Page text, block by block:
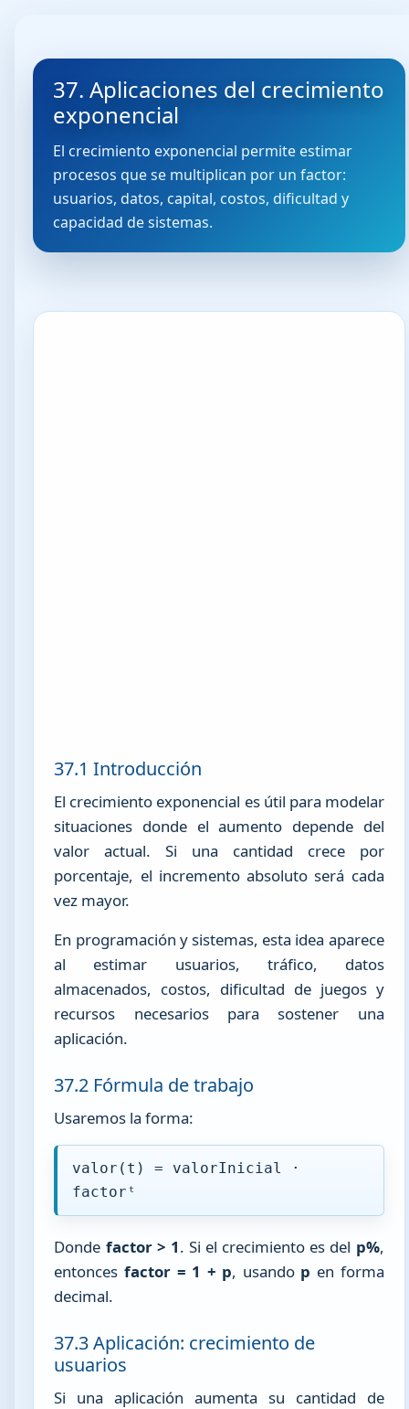
37. Aplicaciones del crecimiento
exponencial
El crecimiento exponencial permite estimar
procesos que se multiplican por un factor:
usuarios, datos, capital, costos, dificultad y
capacidad de sistemas.
37.1 Introducción
El crecimiento exponencial es útil para modelar
situaciones donde el aumento depende del
valor actual. Si una cantidad crece por
porcentaje, el incremento absoluto será cada
vez mayor.
En programación y sistemas, esta idea aparece
al estimar usuarios, tráfico, datos
almacenados, costos, dificultad de juegos y
recursos necesarios para sostener una
aplicación.
37.2 Fórmula de trabajo
Usaremos la forma:
valor(t) = valorInicial ·
factorᵗ
Donde factor > 1. Si el crecimiento es del p%,
entonces factor = 1 + p, usando p en forma
decimal.
37.3 Aplicación: crecimiento de
usuarios
Si una aplicación aumenta su cantidad de